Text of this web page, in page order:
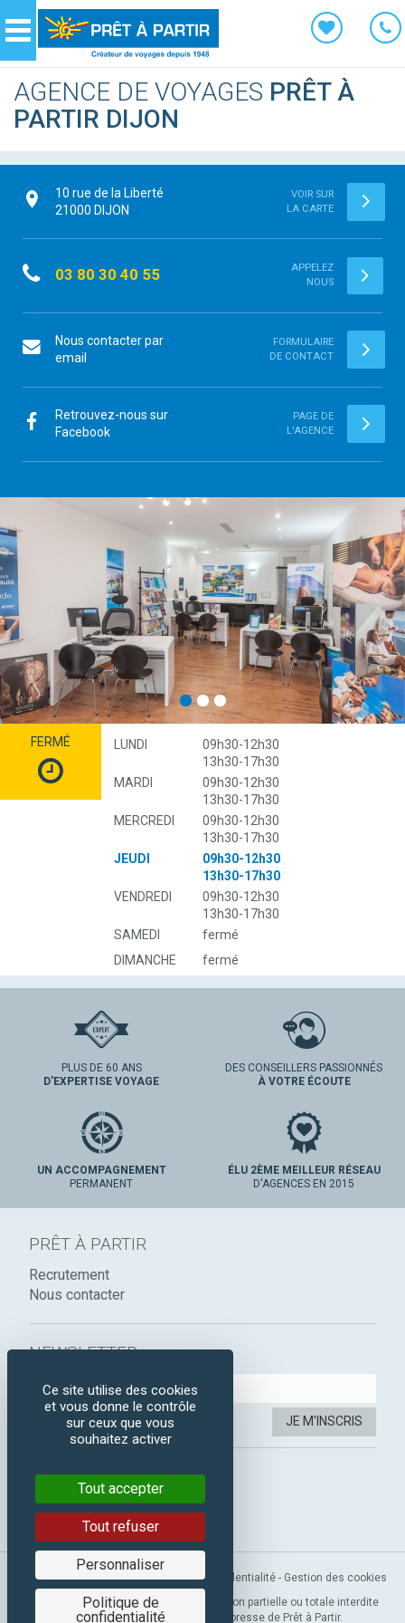
Navigation
AGENCE DE VOYAGES PRÊT À
PARTIR DIJON
10 rue de la Liberté
21000 DIJON
VOIR SUR
LA CARTE
03 80 30 40 55
APPELEZ
NOUS
Nous contacter par
email
FORMULAIRE
DE CONTACT
Retrouvez-nous sur
Facebook
PAGE DE
L'AGENCE
FERMÉ LUNDI
09h30-12h30
13h30-17h30
MARDI
09h30-12h30
13h30-17h30
MERCREDI
09h30-12h30
13h30-17h30
JEUDI
09h30-12h30
13h30-17h30
VENDREDI
09h30-12h30
13h30-17h30
SAMEDI
fermé
DIMANCHE
fermé
PLUS DE 60 ANS
D'EXPERTISE VOYAGE
DES CONSEILLERS PASSIONNÉS
À VOTRE ÉCOUTE
UN ACCOMPAGNEMENT
PERMANENT
ÉLU 2ÈME MEILLEUR RÉSEAU
D'AGENCES EN 2015
PRÊT À PARTIR
Recrutement
Nous contacter
NEWSLETTER :
JE M'INSCRIS
SUIVEZ-NOUS :
Facebook
Instagram
Mentions légales-CGV-Politique de confidentialité - Gestion des cookies
Copyright 2019 © Prêt à Partir. Reproduction partielle ou totale interdite
sans l’autorisation préalable et expresse de Prêt à Partir.
Panneau de gestion des cookies
Ce site utilise des cookies
et vous donne le contrôle
sur ceux que vous
souhaitez activer
Tout accepter
Tout refuser
Personnaliser
Politique de
confidentialité